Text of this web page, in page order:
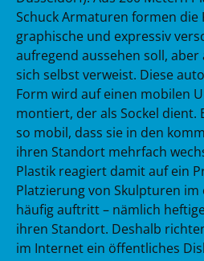
Schuck Armaturen formen die
graphische und expressiv
aufregend aussehen soll,
sich selbst verweist. Diese
Form wird auf einen mobilen
montiert, der als Sockel dient.
so mobil, dass sie in den
ihren Standort mehrfach
Plastik reagiert damit auf ein
Platzierung von Skulpturen
häufig auftritt – nämlich
ihren Standort. Deshalb
im Internet ein öffentliches